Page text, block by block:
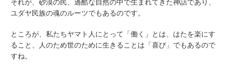
それが、砂漠の民、過酷な自然の中で生まれてきた神話であり、
ユダヤ民族の魂のルーツでもあるのです。
ところが、私たちヤマト人にとって「働く」とは、はたを楽にす
ること、人のため世のために生きることは「喜び」でもあるので
すね。